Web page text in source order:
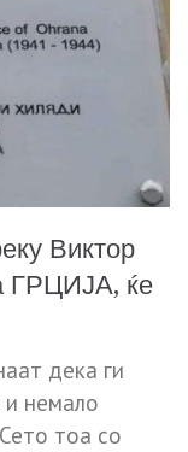
Виктор
ГРЦИЈА, ќе
дека ги
и немало
тоа со